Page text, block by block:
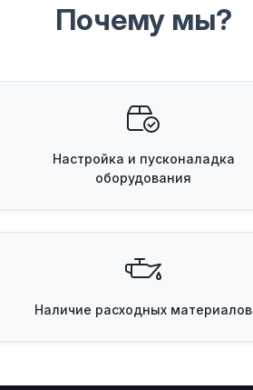
Почему мы?
Настройка и пусконаладка
оборудования
Наличие расходных материалов